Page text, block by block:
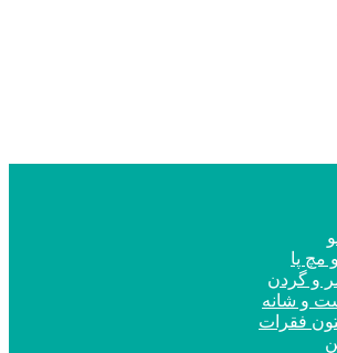
مچ پا
و گردن
و شانه
فقرات